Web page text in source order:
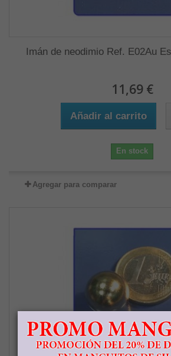
Imán de neodimio Ref. E02Au
11,69 €
Añadir al carrito
En stock
Agregar para comparar